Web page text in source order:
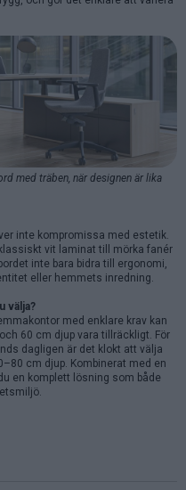
med träben, när designen är lika
inte kompromissa med estetik.
vit laminat till mörka fanér
inte bara bidra till ergonomi,
eller hemmets inredning.
välja?
med enklare krav kan
60 cm djup vara tillräckligt. För
dagligen är det klokt att välja
cm djup. Kombinerat med en
en komplett lösning som både